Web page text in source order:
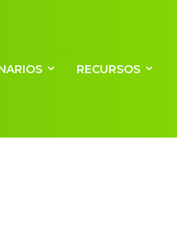
RECURSOS